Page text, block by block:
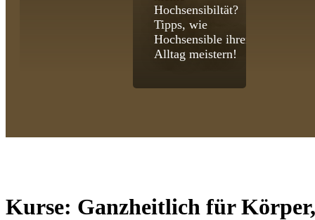
Hochsensibiltät?
Tipps, wie
Hochsensible ihren
Alltag meistern!
Kurse: Ganzheitlich für